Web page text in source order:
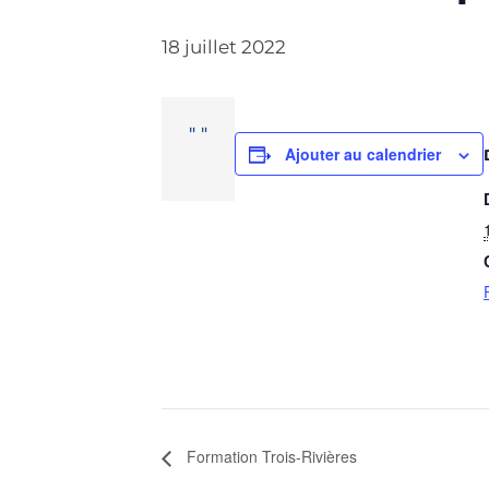
18 juillet 2022
Ajouter au calendrier
Formation Trois-Rivières